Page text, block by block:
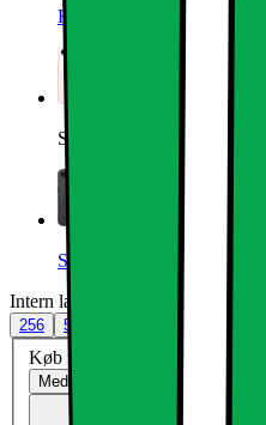
Hvid
Soft Pink
Sort
Intern lagerplads (GB)
256 512
Køb med et mobil-abonnement
Med abonnement